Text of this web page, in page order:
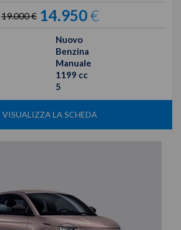
19.000 € 14.950€
Nuovo
Benzina
Manuale
1199 cc
5
VISUALIZZA LA SCHEDA